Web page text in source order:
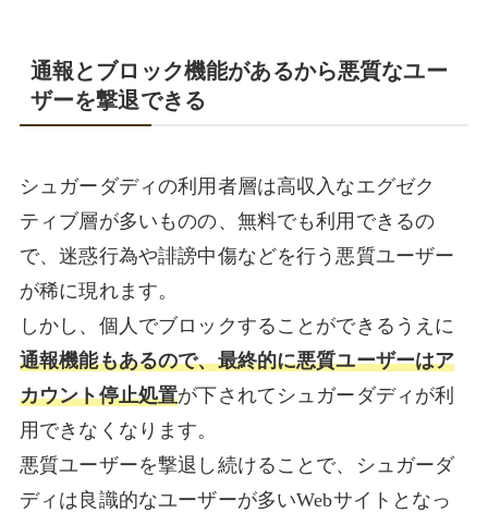
通報とブロック機能があるから悪質なユー
ザーを撃退できる
シュガーダディの利用者層は高収入なエグゼク
ティブ層が多いものの、無料でも利用できるの
で、迷惑行為や誹謗中傷などを行う悪質ユーザー
が稀に現れます。
しかし、個人でブロックすることができるうえに
通報機能もあるので、最終的に悪質ユーザーはア
カウント停止処置が下されてシュガーダディが利
用できなくなります。
悪質ユーザーを撃退し続けることで、シュガーダ
ディは良識的なユーザーが多いWebサイトとなっ